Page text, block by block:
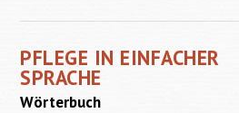
PFLEGE IN EINFACHER
SPRACHE
Wörterbuch